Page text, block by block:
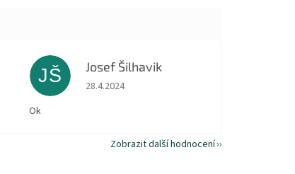
hvězdiček.JŠ Josef Šilhavik
Hodnocení obchodu je 5 z 5 hvězdiček.
28.4.2024
Ok
Zobrazit další hodnocení